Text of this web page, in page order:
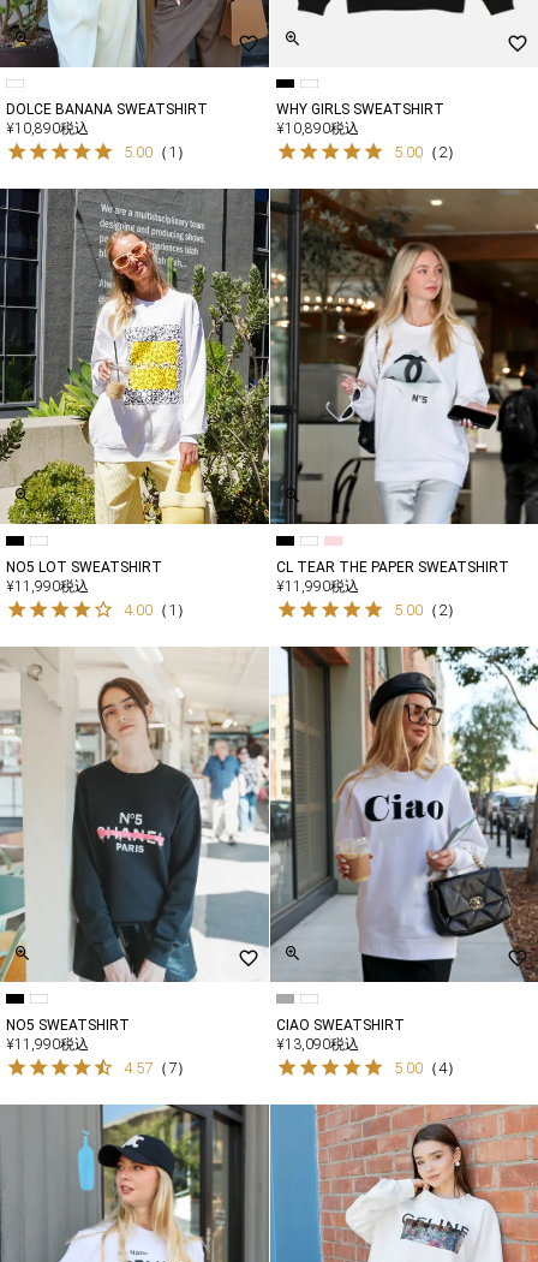
DOLCE BANANA SWEATSHIRT
¥10,890税込
5.00 （ 1 ）
WHY GIRLS SWEATSHIRT
¥10,890税込
5.00（ 2）
NO5 LOT SWEATSHIRT
¥11,990税込
4.00 （ 1 ）
CL TEAR THE PAPER SWEATSHIRT
¥11,990税込
5.00（ 2）
NO5 SWEATSHIRT
¥11,990税込
4.57 （ 7）
CIAO SWEATSHIRT
¥13,090税込
5.00（4）